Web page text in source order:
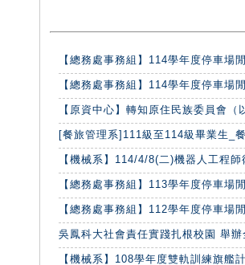
【總務處事務組】114學年度停車場
【總務處事務組】114學年度停車場
【原資中心】轉知原住民族委員會（
[餐旅管理系]111級至114級畢業生_
【機械系】114/4/8(二)機器人工程師
【總務處事務組】113學年度停車場
【總務處事務組】112學年度停車場
吳鳳科大社會責任實踐扎根校園 舉
【機械系】108學年度雙軌訓練旗艦